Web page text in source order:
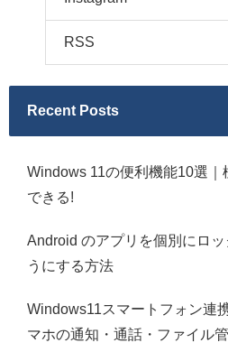
RSS
Recent Posts
Windows 11の便利機能10選
できる!
Android のアプリを個別にロ
うにする方法
Windows11スマートフォン連
マホの通知・通話・ファイル